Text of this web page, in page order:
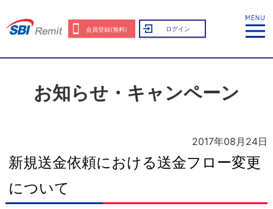
会員登録(無料) ログイン
お知らせ・キャンペーン
2017年08月24日
新規送金依頼における送金フロー変更
について